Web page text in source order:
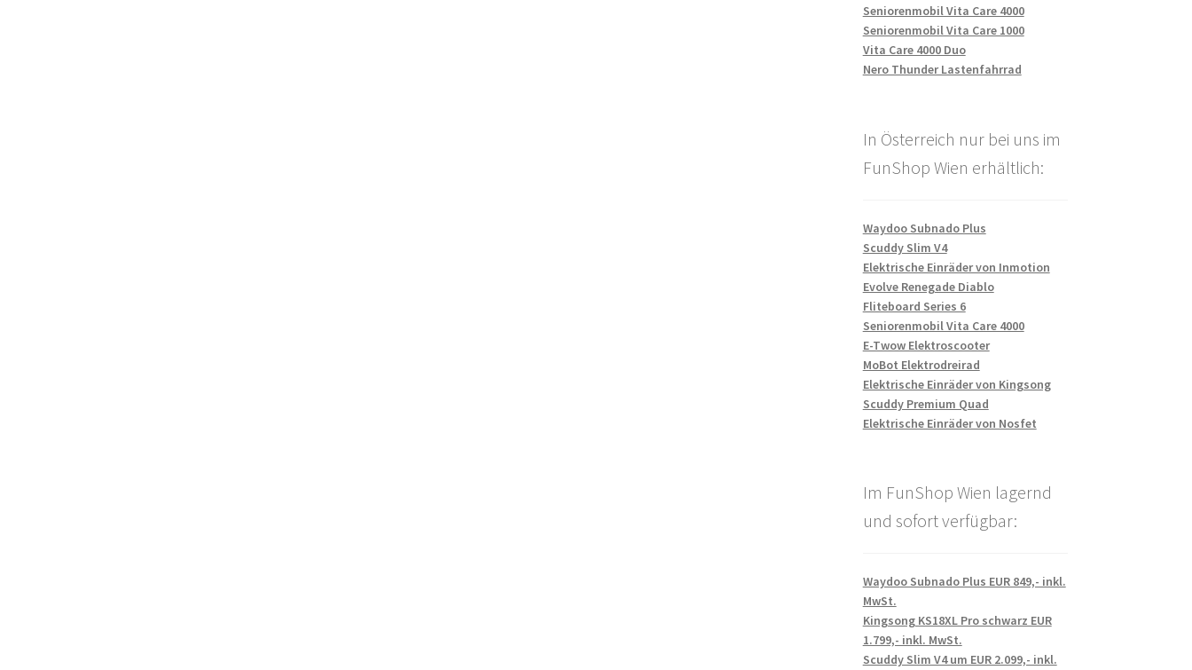
Seniorenmobil Vita Care 4000
Seniorenmobil Vita Care 1000
Vita Care 4000 Duo
Nero Thunder Lastenfahrrad
In Österreich nur bei uns im
FunShop Wien erhältlich:
Waydoo Subnado Plus
Scuddy Slim V4
Elektrische Einräder von Inmotion
Evolve Renegade Diablo
Fliteboard Series 6
Seniorenmobil Vita Care 4000
E-Twow Elektroscooter
MoBot Elektrodreirad
Elektrische Einräder von Kingsong
Scuddy Premium Quad
Elektrische Einräder von Nosfet
Im FunShop Wien lagernd
und sofort verfügbar:
Waydoo Subnado Plus EUR 849,- inkl.
MwSt.
Kingsong KS18XL Pro schwarz EUR
1.799,- inkl. MwSt.
Scuddy Slim V4 um EUR 2.099,- inkl.